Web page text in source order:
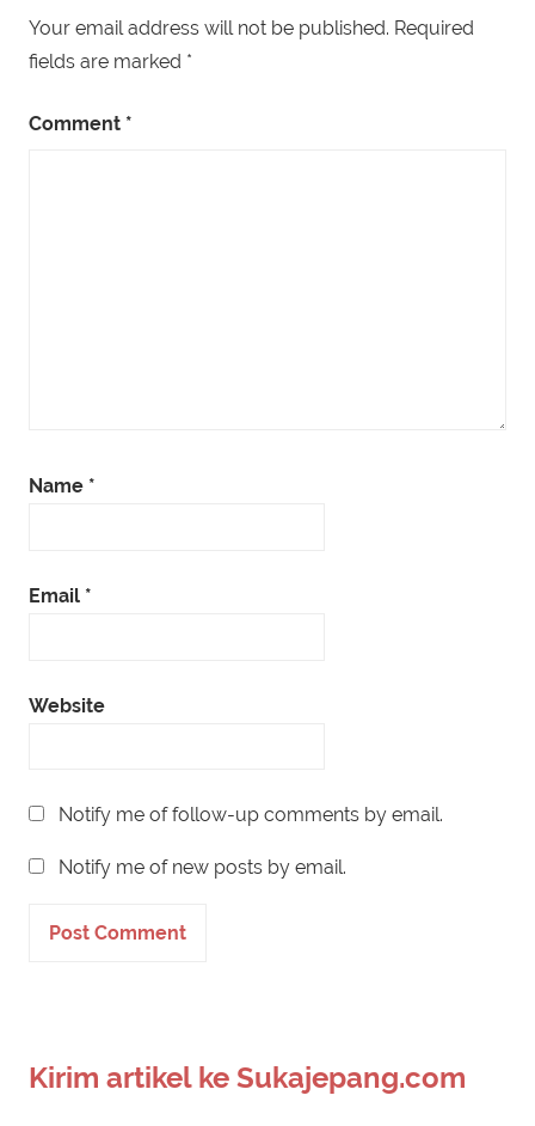
Your email address will not be published. Required
fields are marked *
Comment *
Name *
Email *
Website
Notify me of follow-up comments by email.
Notify me of new posts by email.
Kirim artikel ke Sukajepang.com